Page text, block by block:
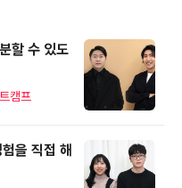
할 수 있도
캠프
을 직접 해